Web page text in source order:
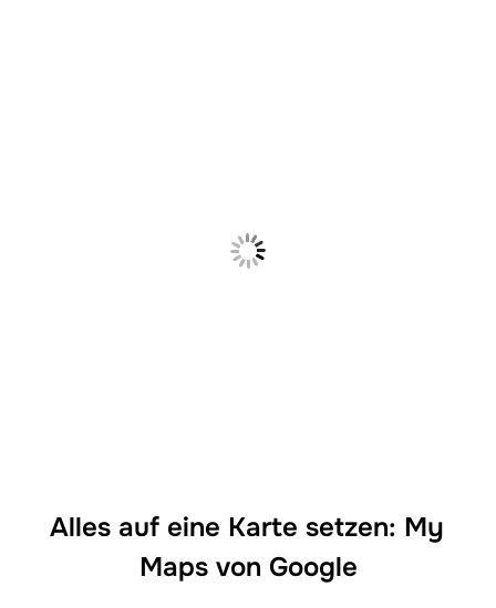
Alles auf eine Karte setzen: My
Maps von Google